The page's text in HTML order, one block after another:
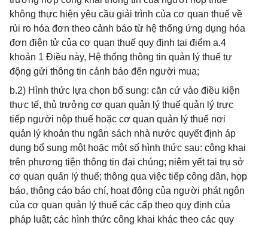
không thực hiện yêu cầu giải trình của cơ quan thuế về
rủi ro hóa đơn theo cảnh báo từ hệ thống ứng dụng hóa
đơn điện tử của cơ quan thuế quy định tại điểm a.4
khoản 1 Điều này, Hệ thống thông tin quản lý thuế tự
động gửi thông tin cảnh báo đến người mua;
b.2) Hình thức lựa chọn bổ sung: căn cứ vào điều kiện
thực tế, thủ trưởng cơ quan quản lý thuế quản lý trực
tiếp người nộp thuế hoặc cơ quan quản lý thuế nơi
quản lý khoản thu ngân sách nhà nước quyết định áp
dụng bổ sung một hoặc một số hình thức sau: công khai
trên phương tiện thông tin đại chúng; niêm yết tại trụ sở
cơ quan quản lý thuế; thông qua việc tiếp công dân, họp
báo, thông cáo báo chí, hoạt động của người phát ngôn
của cơ quan quản lý thuế các cấp theo quy định của
pháp luật; các hình thức công khai khác theo các quy